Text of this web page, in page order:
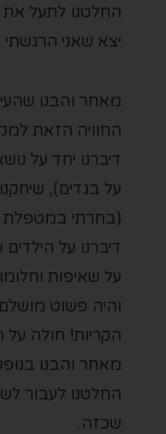
החלטנו לתעל את
יצא שאני
מאחר והבנו
החוויה הזאת
דיברנו יחד על
על בגדים),
(בחרתי במטפלת
דיברנו על
על שאיפות
והיה פשוט
הקריות! חולה על
מאחר והבנו
החלטנו לעבור
שכזה.